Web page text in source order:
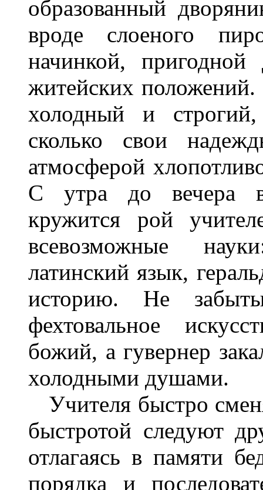
образованный
вроде слоеного
начинкой,
житейских
холодный и
сколько свои
атмосферой
С утра до вечера
кружится рой
всевозможные
латинский язык,
историю. Не
фехтовальное
божий, а гувернер
холодными душами.
Учителя быстро
быстротой следуют
отлагаясь в памяти
порядка и